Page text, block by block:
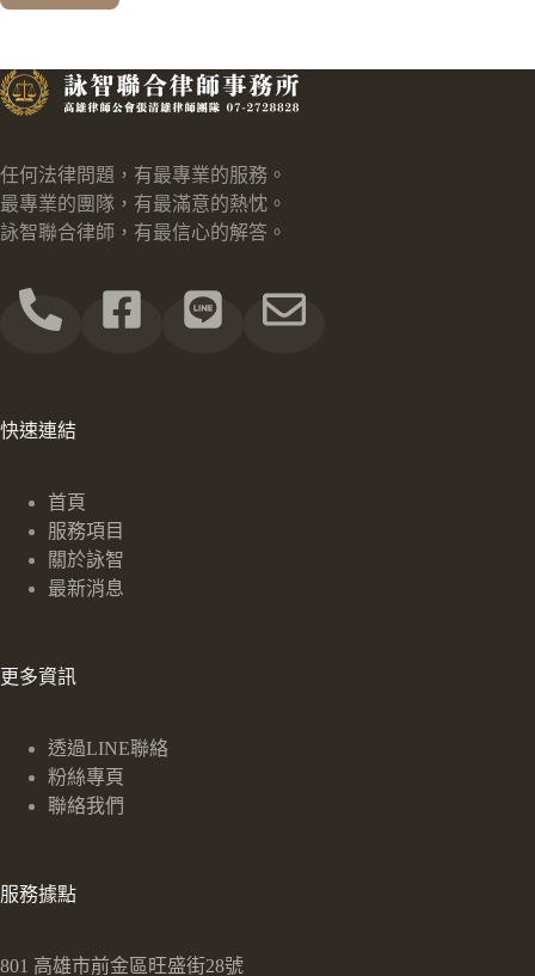
任何法律問題，有最專業的服務。
最專業的團隊，有最滿意的熱忱。
詠智聯合律師，有最信心的解答。
快速連結
首頁
服務項目
關於詠智
最新消息
更多資訊
透過LINE聯絡
粉絲專頁
聯絡我們
服務據點
801 高雄市前金區旺盛街28號